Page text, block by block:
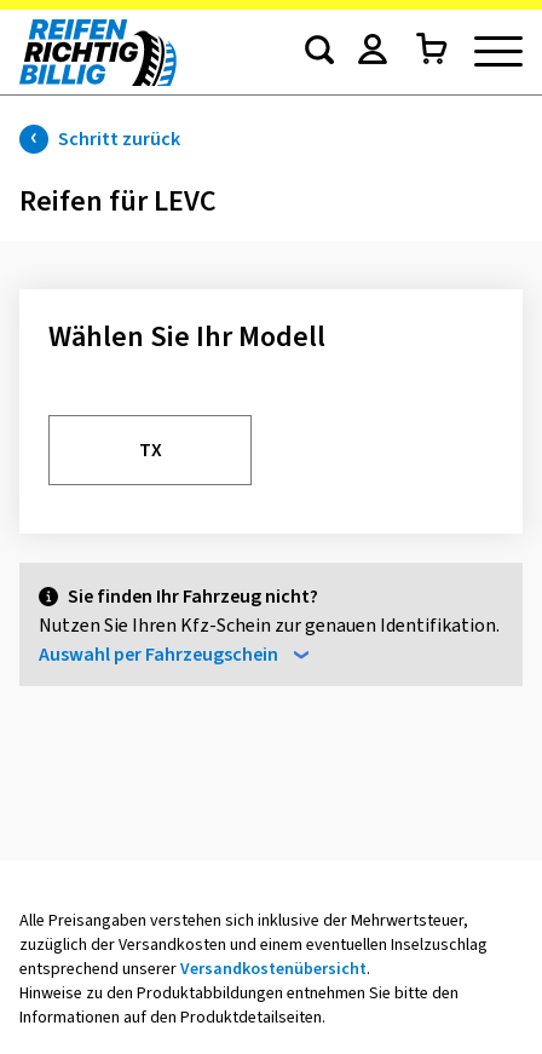
Schritt zurück
Reifen für LEVC
Sie finden Ihr Fahrzeug nicht?
Nutzen Sie Ihren Kfz-Schein zur genauen Identifikation.
Auswahl per Fahrzeugschein
Wählen Sie Ihr Modell
TX
Alle Preisangaben verstehen sich inklusive der Mehrwertsteuer,
zuzüglich der Versandkosten und einem eventuellen Inselzuschlag
entsprechend unsererVersandkostenübersicht.
Hinweise zu den Produktabbildungen entnehmen Sie bitte den
Informationen auf den Produktdetailseiten.